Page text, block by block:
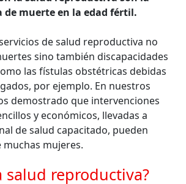
de muerte en la edad fértil.
de salud reproductiva no
sino también discapacidades
las fístulas obstétricas debidas
por ejemplo. En nuestros
demostrado que intervenciones
y económicos, llevadas a
de salud capacitado, pueden
muchas mujeres.
salud reproductiva?